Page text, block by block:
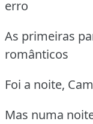
erro
As primeiras
românticos
Foi a noite,
Mas numa